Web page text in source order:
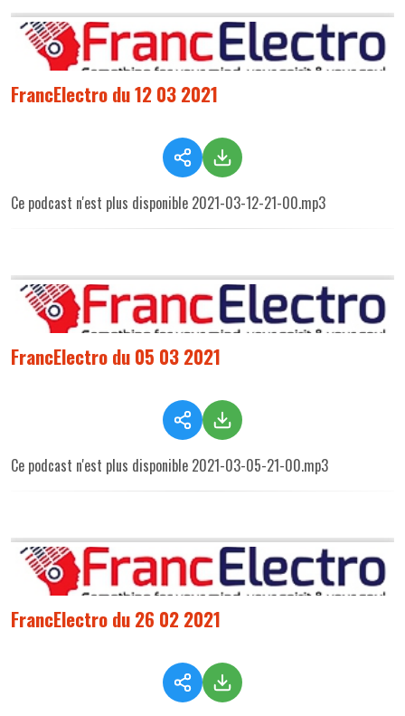
FrancElectro du 12 03 2021
Ce podcast n'est plus disponible 2021-03-12-21-00.mp3
FrancElectro du 05 03 2021
Ce podcast n'est plus disponible 2021-03-05-21-00.mp3
FrancElectro du 26 02 2021